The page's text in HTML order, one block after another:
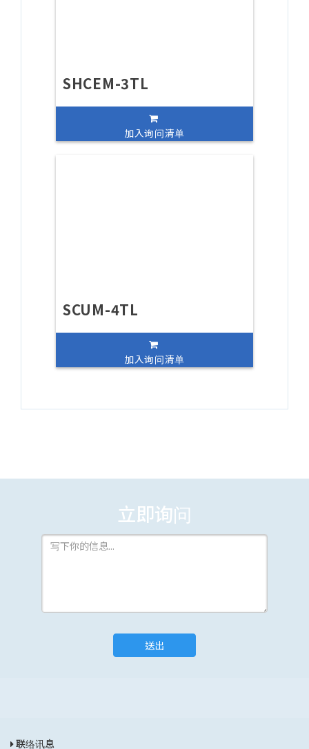
SHCEM-3TL
加入询问清单
SCUM-4TL
加入询问清单
立即询问
送出
联络讯息